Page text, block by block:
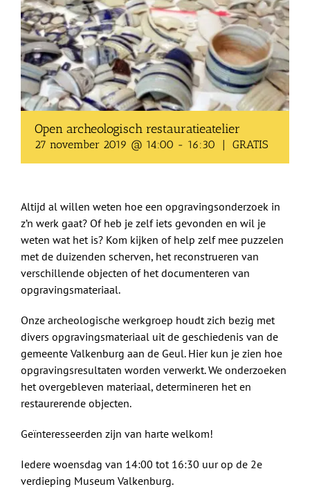
Shop
Over Ons
BEZOEK
Open archeologisch restauratieatelier
27 november 2019 @ 14:00 - 16:30 GRATIS
Altijd al willen weten hoe een opgravingsonderzoek in
z’n werk gaat? Of heb je zelf iets gevonden en wil je
weten wat het is? Kom kijken of help zelf mee puzzelen
met de duizenden scherven, het reconstrueren van
verschillende objecten of het documenteren van
opgravingsmateriaal.
Onze archeologische werkgroep houdt zich bezig met
divers opgravingsmateriaal uit de geschiedenis van de
gemeente Valkenburg aan de Geul. Hier kun je zien hoe
opgravingsresultaten worden verwerkt. We onderzoeken
het overgebleven materiaal, determineren het en
restaurerende objecten.
Geïnteresseerden zijn van harte welkom!
Iedere woensdag van 14:00 tot 16:30 uur op de 2e
verdieping Museum Valkenburg.